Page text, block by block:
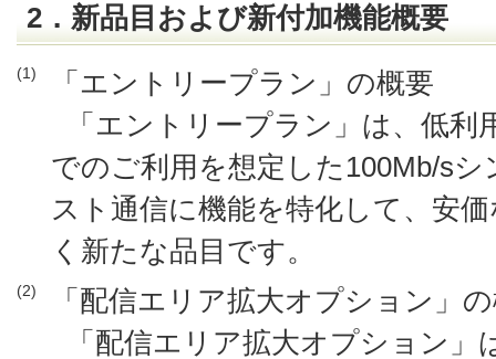
2．新品目および新付加機能概要
(1)
「エントリープラン」の概要
「エントリープラン」は、低
でのご利用を想定した100Mb/s
スト通信に機能を特化して、安
く新たな品目です。
(2)
「配信エリア拡大オプション」
「配信エリア拡大オプション